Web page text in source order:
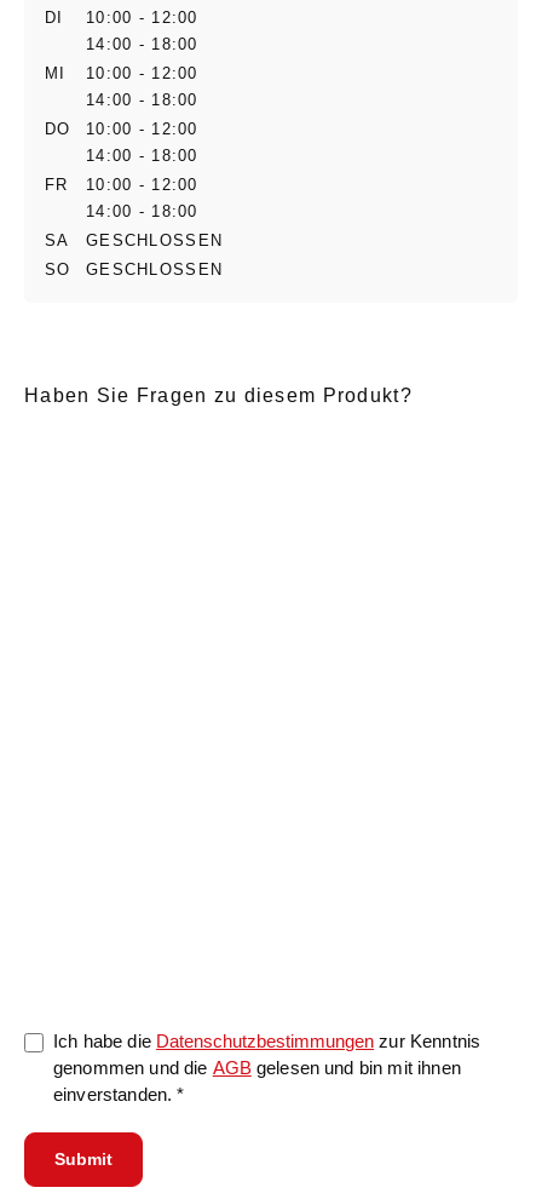
DI
10:00 - 12:00
14:00 - 18:00
MI
10:00 - 12:00
14:00 - 18:00
DO
10:00 - 12:00
14:00 - 18:00
FR
10:00 - 12:00
14:00 - 18:00
SA
GESCHLOSSEN
SO
GESCHLOSSEN
Haben Sie Fragen zu diesem Produkt?
Ich habe die Datenschutzbestimmungen zur Kenntnis
genommen und die AGBgelesen und bin mit ihnen
einverstanden. *
Submit